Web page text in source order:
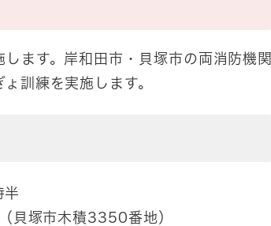
ます。岸和田市・貝塚市の両消防機関
訓練を実施します。
半
貝塚市木積3350番地）